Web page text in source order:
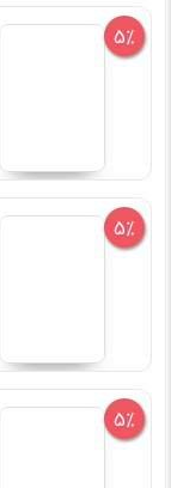
5%
5%
5%